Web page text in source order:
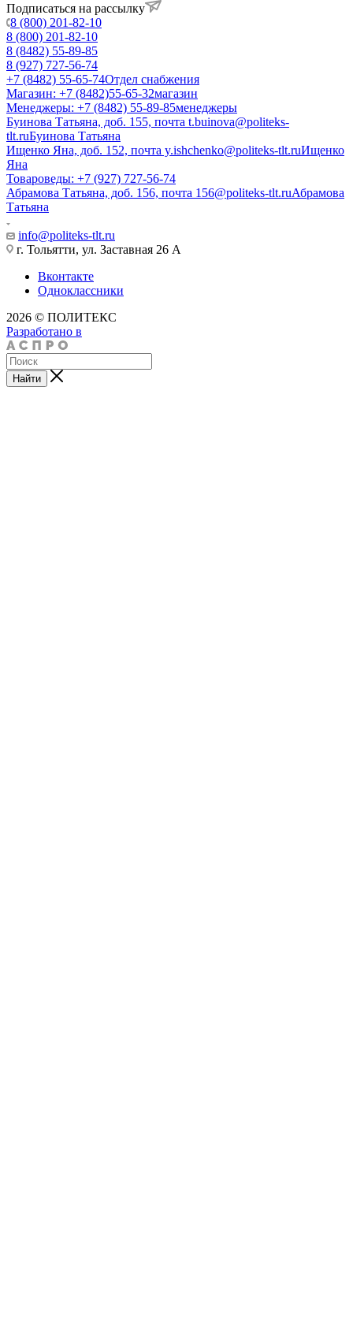
Подписаться на рассылку
8 (800) 201-82-10
8 (800) 201-82-10
8 (8482) 55-89-85
8 (927) 727-56-74
+7 (8482) 55-65-74Отдел снабжения
Магазин: +7 (8482)55-65-32магазин
Менеджеры: +7 (8482) 55-89-85менеджеры
Буинова Татьяна, доб. 155, почта t.buinova@politeks-
tlt.ruБуинова Татьяна
Ищенко Яна, доб. 152, почта y.ishchenko@politeks-tlt.ruИщенко
Яна
Товароведы: +7 (927) 727-56-74
Абрамова Татьяна, доб. 156, почта 156@politeks-tlt.ruАбрамова
Татьяна
info@politeks-tlt.ru
г. Тольятти, ул. Заставная 26 А
Вконтакте
Одноклассники
2026 © ПОЛИТЕКС
Разработано в
Найти